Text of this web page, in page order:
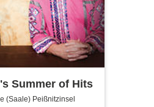
Summer of Hits
(Saale) Peißnitzinsel